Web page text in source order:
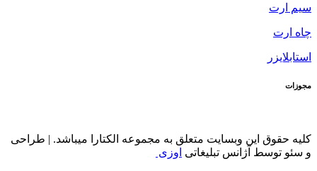
سیم ارت
چاه ارت
استابلایزر
مجوزات
کلیه حقوق این وبسایت متعلق به مجموعه الکتارا میباشد. | طراحی
و سئو توسط آژانس تبلیغاتی اوزی